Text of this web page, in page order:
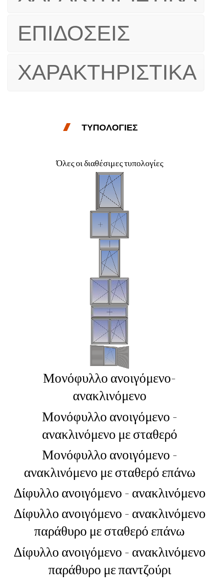
ΕΠΙΔΟΣΕΙΣ
ΧΑΡΑΚΤΗΡΙΣΤΙΚΑ
ΤΥΠΟΛΟΓΙΕΣ
Όλες οι διαθέσιμες τυπολογίες
Μονόφυλλο ανοιγόμενο-
ανακλινόμενο
Μονόφυλλο ανοιγόμενο -
ανακλινόμενο με σταθερό
Μονόφυλλο ανοιγόμενο -
ανακλινόμενο με σταθερό επάνω
Δίφυλλο ανοιγόμενο - ανακλινόμενο
Δίφυλλο ανοιγόμενο - ανακλινόμενο
παράθυρο με σταθερό επάνω
Δίφυλλο ανοιγόμενο - ανακλινόμενο
παράθυρο με παντζούρι